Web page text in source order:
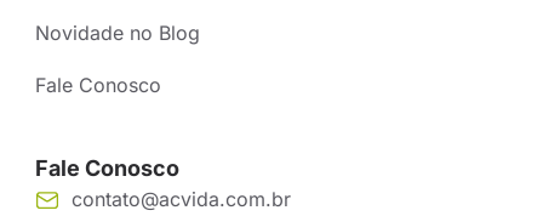
Novidade no Blog
Fale Conosco
Fale Conosco
contato@acvida.com.br